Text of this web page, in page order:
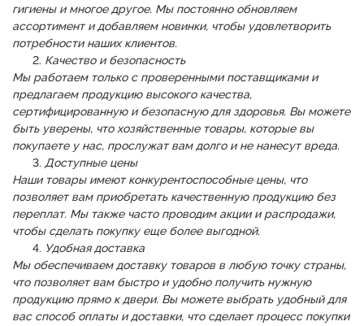
гигиены и многое другое. Мы постоянно обновляем
ассортимент и добавляем новинки, чтобы удовлетворить
потребности наших клиентов.
Качество и безопасность
Мы работаем только с проверенными поставщиками и
предлагаем продукцию высокого качества,
сертифицированную и безопасную для здоровья. Вы можете
быть уверены, что хозяйственные товары, которые вы
покупаете у нас, прослужат вам долго и не нанесут вреда.
Доступные цены
Наши товары имеют конкурентоспособные цены, что
позволяет вам приобретать качественную продукцию без
переплат. Мы также часто проводим акции и распродажи,
чтобы сделать покупку еще более выгодной.
Удобная доставка
Мы обеспечиваем доставку товаров в любую точку страны,
что позволяет вам быстро и удобно получить нужную
продукцию прямо к двери. Вы можете выбрать удобный для
вас способ оплаты и доставки, что сделает процесс покупки